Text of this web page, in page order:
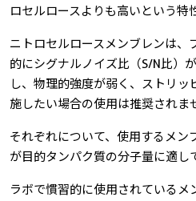
ロセルロースよりも高いという特
ニトロセルロースメンブレンは、
的にシグナルノイズ比（S/N比）
し、物理的強度が弱く、ストリ
施したい場合の使用は推奨されま
それぞれについて、使用するメン
が目的タンパク質の分子量に適し
ラボで慣習的に使用されているメ